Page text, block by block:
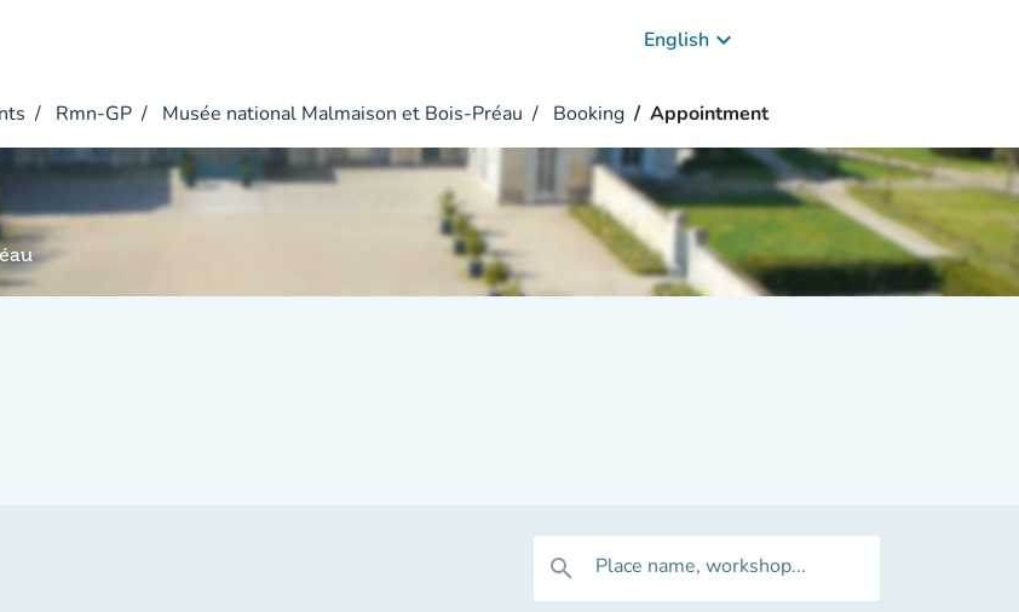
English keyboard_arrow_down
Rmn-GP Musée national Malmaison et Bois-Préau Booking Appointment
search Place name, workshop...